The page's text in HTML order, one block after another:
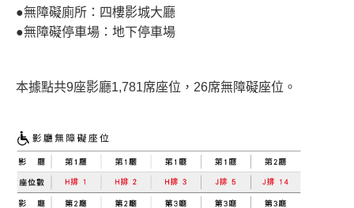
●無障礙廁所：四樓影城大廳
●無障礙停車場：地下停車場
本據點共9座影廳1,781席座位，26席無障礙座位。